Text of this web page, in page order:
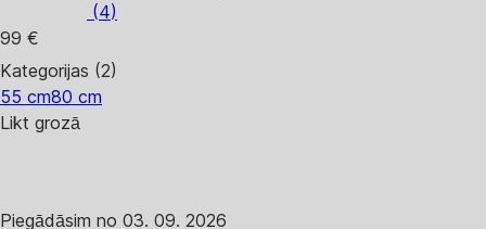
(4)
99 €
Kategorijas (2)
55 cm80 cm
Likt grozā
Piegādāsim no 03. 09. 2026